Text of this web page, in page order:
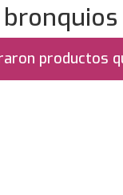
productos